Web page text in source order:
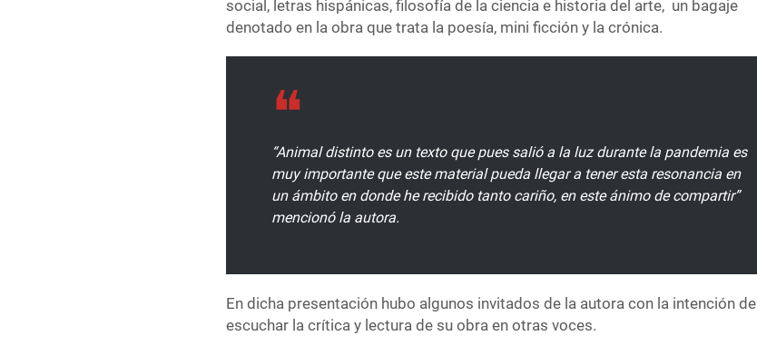
social, letras hispánicas, filosofía de la ciencia e historia del arte, un bagaje
denotado en la obra que trata la poesía, mini ficción y la crónica.
“Animal distinto es un texto que pues salió a la luz durante la pandemia es
muy importante que este material pueda llegar a tener esta resonancia en
un ámbito en donde he recibido tanto cariño, en este ánimo de compartir”
mencionó la autora.
En dicha presentación hubo algunos invitados de la autora con la intención de
escuchar la crítica y lectura de su obra en otras voces.